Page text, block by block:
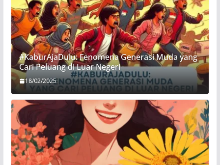
#KaburAjaDulu: Fenomena Generasi Muda yang
Cari Peluang di Luar Negeri
18/02/2025